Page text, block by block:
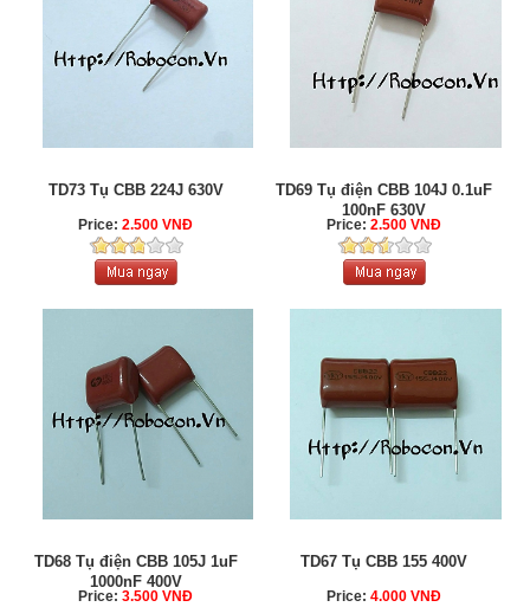
TD73 Tụ CBB 224J 630V
Price:2.500 VNĐ
TD69 Tụ điện CBB 104J 0.1uF
100nF 630V
Price:2.500 VNĐ
TD68 Tụ điện CBB 105J 1uF
1000nF 400V
Price:3.500 VNĐ
TD67 Tụ CBB 155 400V
Price:4.000 VNĐ